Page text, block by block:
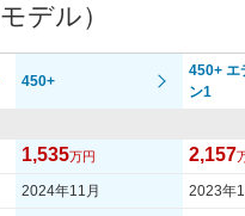
デル）
450+
450+ エ
ン1
1,535万円 2,157
2024年11月 2023年